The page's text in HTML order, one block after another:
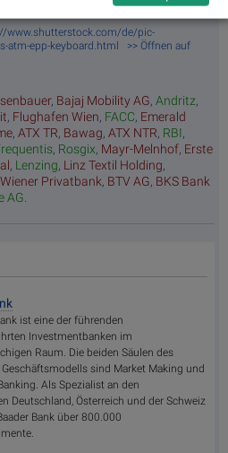
www.shutterstock.com/de/pic-
atm-epp-keyboard.html >> Öffnen auf
, Bajaj Mobility AG, Andritz,
, Flughafen Wien, FACC, Emerald
, ATX TR, Bawag, ATX NTR, RBI,
, Rosgix, Mayr-Melnhof, Erste
, Lenzing, Linz Textil Holding,
Wiener Privatbank, BTV AG, BKS Bank
AG.
ist eine der führenden
Investmentbanken im
Raum. Die beiden Säulen des
Geschäftsmodells sind Market Making und
Als Spezialist an den
Deutschland, Österreich und der Schweiz
Bank über 800.000